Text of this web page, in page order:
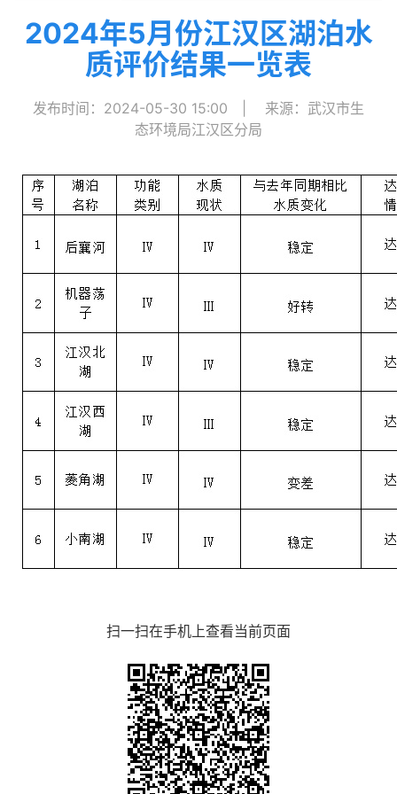
2024年5月份江汉区湖泊水
质评价结果一览表
发布时间：2024-05-30 15:00
来源：武汉市生
态环境局江汉区分局
扫一扫在手机上查看当前页面